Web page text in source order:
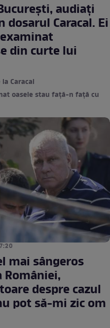
audiați
Caracal. Ei
din curte lui
Caracal
oasele stau față-n față cu
mai sângeros
despre cazul
pot să-mi zic om